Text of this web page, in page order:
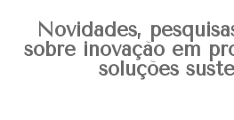
Novidades,
sobre inovação em
soluções